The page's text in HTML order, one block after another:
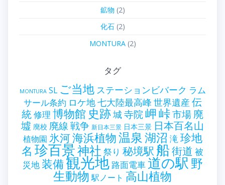
鉱物 (2)
化石(2)
MONTURA(2)
タグ
MONTURA SL ご当地 ステーションビバーク ラム
サール条約 ロケ地七大陸最高峰 世界遺産 伝
統修理 博物館 史跡城寺院岬峠市場 廃
墟 廃校 廃線戦争 新日本三景 日本三景 日本百名山
植物園 氷河海浜植物温泉湖沼 滝珍地
名 珍百景神社 祭り 秘境駅 船街道 被
災地装備観光地 路面電車道の駅 野
生動物 駅ノート 高山植物